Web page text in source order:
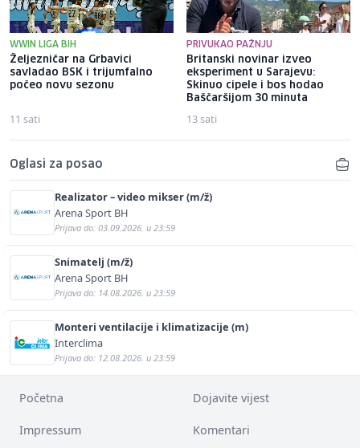
WWIN LIGA BIH
Željezničar na Grbavici
savladao BSK i trijumfalno
počeo novu sezonu
11 sati
PRIVUKAO PAŽNJU
Britanski novinar izveo
eksperiment u Sarajevu:
Skinuo cipele i bos hodao
Baščaršijom 30 minuta
13 sati
Oglasi za posao
Realizator – video mikser (m/ž)
Arena Sport BH
Prijava do: 03.09.2026. u 23:59
Snimatelj (m/ž)
Arena Sport BH
Prijava do: 14.08.2026. u 23:59
Monteri ventilacije i klimatizacije (m)
Interclima
Prijava do: 12.08.2026. u 23:59
Početna Dojavite vijest
Impressum Komentari